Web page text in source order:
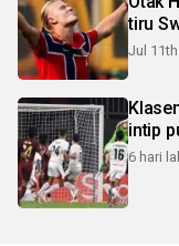
tiru
Jul 11th
intip
6 hari